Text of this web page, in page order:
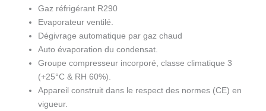
Gaz réfrigérant R290
Evaporateur ventilé.
Dégivrage automatique par gaz chaud
Auto évaporation du condensat.
Groupe compresseur incorporé, classe climatique 3
(+25°C & RH 60%).
Appareil construit dans le respect des normes (CE) en
vigueur.